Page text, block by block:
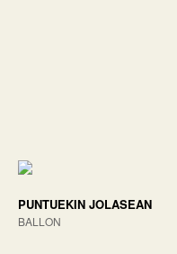
PUNTUEKIN JOLASEAN
BALLON